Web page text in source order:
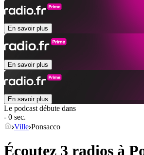
En savoir plus
En savoir plus
En savoir plus
Le podcast débute dans
- 0 sec.
Ville Ponsacco
Écoutez 3 radios à